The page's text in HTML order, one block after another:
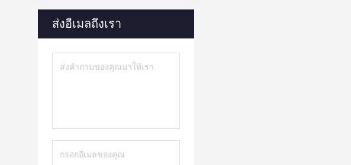
ส่งอีเมลถึงเรา